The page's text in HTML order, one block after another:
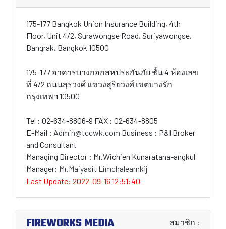
175-177 Bangkok Union Insurance Building, 4th
Floor, Unit 4/2, Surawongse Road, Suriyawongse,
Bangrak, Bangkok 10500
175-177 อาคารบางกอกสหประกันภัย ชั้น 4 ห้องเลข
ที่ 4/2 ถนนสุรวงศ์ แขวงสุริยวงศ์ เขตบางรัก
กรุงเทพฯ 10500
Tel : 02-634-8806-9 FAX : 02-634-8805
E-Mail : Admin@tccwk.com Business : P&I Broker
and Consultant
Managing Director : Mr.Wichien Kunaratana-angkul
Manager: Mr.Maiyasit Limchalearnkij
Last Update: 2022-09-16 12:51:40
FIREWORKS MEDIA สมาชิก :